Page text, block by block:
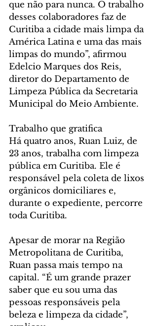
que não para nunca. O trabalho
desses colaboradores faz de
Curitiba a cidade mais limpa da
América Latina e uma das mais
limpas do mundo”, afirmou
Edelcio Marques dos Reis,
diretor do Departamento de
Limpeza Pública da Secretaria
Municipal do Meio Ambiente.
Trabalho que gratifica
Há quatro anos, Ruan Luiz, de
23 anos, trabalha com limpeza
pública em Curitiba. Ele é
responsável pela coleta de lixos
orgânicos domiciliares e,
durante o expediente, percorre
toda Curitiba.
Apesar de morar na Região
Metropolitana de Curitiba,
Ruan passa mais tempo na
capital. “É um grande prazer
saber que eu sou uma das
pessoas responsáveis pela
beleza e limpeza da cidade”,